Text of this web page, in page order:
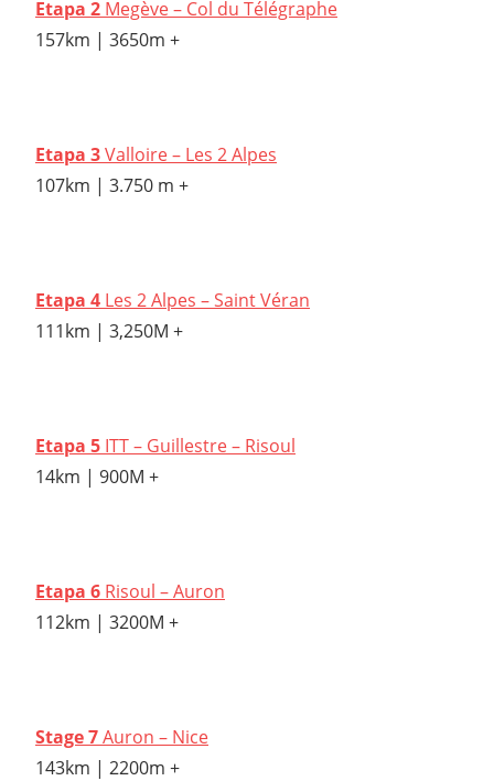
Etapa 2 Megève – Col du Télégraphe
157km | 3650m +
Etapa 3Valloire – Les 2 Alpes
107km | 3.750 m +
Etapa 4 Les 2 Alpes – Saint Véran
111km | 3,250M +
Etapa 5 ITT – Guillestre – Risoul
14km ​​| 900M +
Etapa 6 Risoul – Auron
112km | 3200M +
Stage 7Auron – Nice
143km | 2200m +